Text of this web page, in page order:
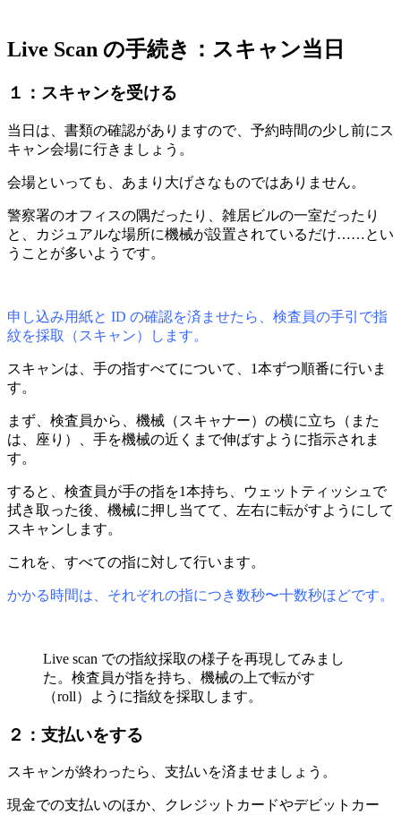
Live Scan の手続き：スキャン当日
１：スキャンを受ける
当日は、書類の確認がありますので、予約時間の少し前にス
キャン会場に行きましょう。
会場といっても、あまり大げさなものではありません。
警察署のオフィスの隅だったり、雑居ビルの一室だったり
と、カジュアルな場所に機械が設置されているだけ……とい
うことが多いようです。
申し込み用紙と ID の確認を済ませたら、検査員の手引で指
紋を採取（スキャン）します。
スキャンは、手の指すべてについて、1本ずつ順番に行いま
す。
まず、検査員から、機械（スキャナー）の横に立ち（また
は、座り）、手を機械の近くまで伸ばすように指示されま
す。
すると、検査員が手の指を1本持ち、ウェットティッシュで
拭き取った後、機械に押し当てて、左右に転がすようにして
スキャンします。
これを、すべての指に対して行います。
かかる時間は、それぞれの指につき数秒〜十数秒ほどです。
Live scan での指紋採取の様子を再現してみまし
た。検査員が指を持ち、機械の上で転がす
（roll）ように指紋を採取します。
２：支払いをする
スキャンが終わったら、支払いを済ませましょう。
現金での支払いのほか、クレジットカードやデビットカー